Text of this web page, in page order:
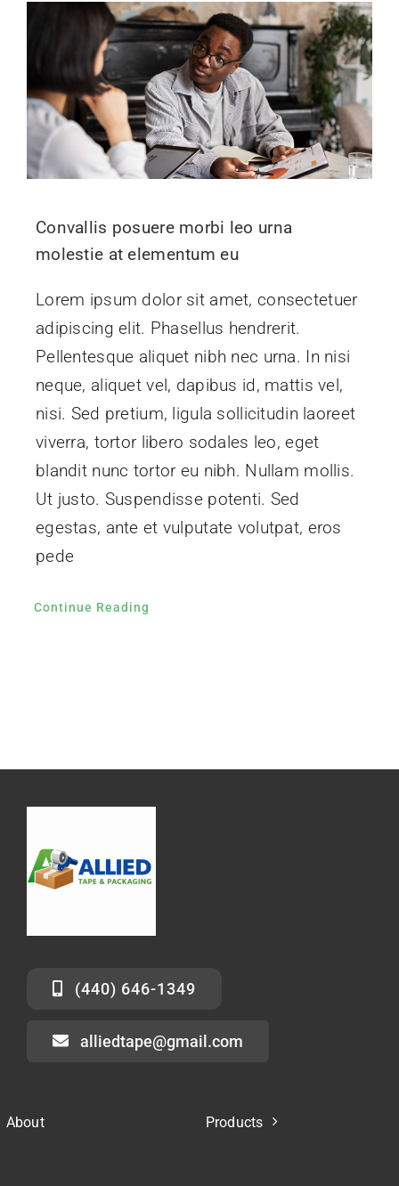
Convallis posuere morbi leo urna
molestie at elementum eu
Lorem ipsum dolor sit amet, consectetuer
adipiscing elit. Phasellus hendrerit.
Pellentesque aliquet nibh nec urna. In nisi
neque, aliquet vel, dapibus id, mattis vel,
nisi. Sed pretium, ligula sollicitudin laoreet
viverra, tortor libero sodales leo, eget
blandit nunc tortor eu nibh. Nullam mollis.
Ut justo. Suspendisse potenti. Sed
egestas, ante et vulputate volutpat, eros
pede
Continue Reading
(440) 646-1349
alliedtape@gmail.com
About Products